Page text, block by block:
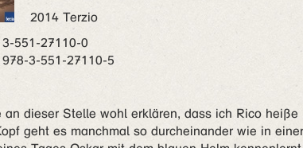
2014 Terzio
551-27110-0
978-3-551-27110-5
an dieser Stelle wohl erklären, dass ich Rico
geht es manchmal so durcheinander wie in